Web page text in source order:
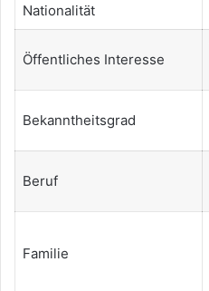
Nationalität
Öffentliches Interesse
Bekanntheitsgrad
Beruf
Familie